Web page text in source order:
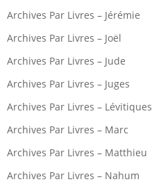
Archives Par Livres – Jérémie
Archives Par Livres – Joël
Archives Par Livres – Jude
Archives Par Livres – Juges
Archives Par Livres – Lévitiques
Archives Par Livres – Marc
Archives Par Livres – Matthieu
Archives Par Livres – Nahum